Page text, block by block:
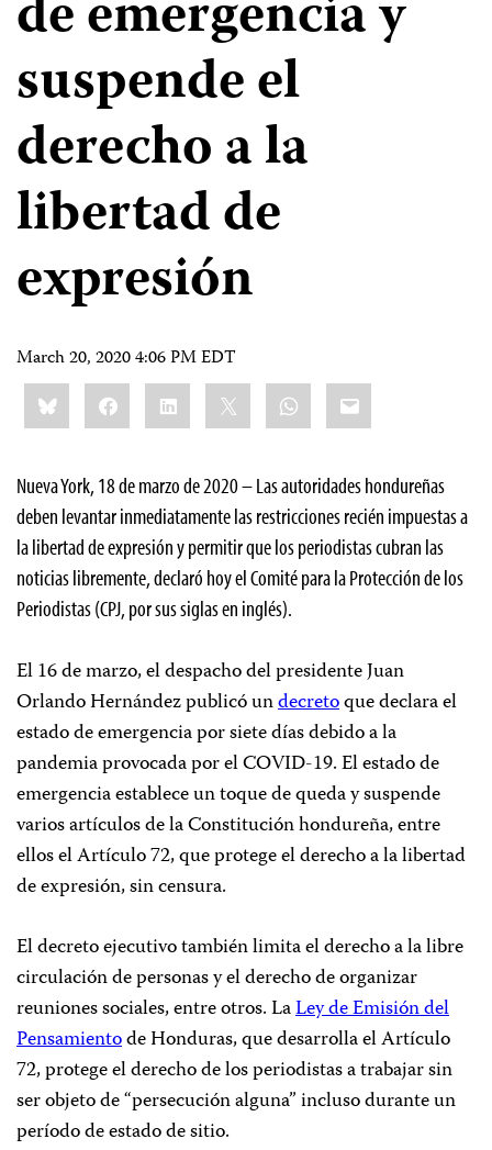
de emergencia y
suspende el
derecho a la
libertad de
expresión
March 20, 2020 4:06 PM EDT
Share
this:BlueskyFacebookLinkedIn WhatsApp
Email
Nueva York, 18 de marzo de 2020 – Las autoridades hondureñas
deben levantar inmediatamente las restricciones recién impuestas a
la libertad de expresión y permitir que los periodistas cubran las
noticias libremente, declaró hoy el Comité para la Protección de los
Periodistas (CPJ, por sus siglas en inglés).
El 16 de marzo, el despacho del presidente Juan
Orlando Hernández publicó undecretoque declara el
estado de emergencia por siete días debido a la
pandemia provocada por el COVID-19. El estado de
emergencia establece un toque de queda y suspende
varios artículos de la Constitución hondureña, entre
ellos el Artículo 72, que protege el derecho a la libertad
de expresión, sin censura.
El decreto ejecutivo también limita el derecho a la libre
circulación de personas y el derecho de organizar
reuniones sociales, entre otros. LaLey de Emisión del
Pensamientode Honduras, que desarrolla el Artículo
72, protege el derecho de los periodistas a trabajar sin
ser objeto de “persecución alguna” incluso durante un
período de estado de sitio.